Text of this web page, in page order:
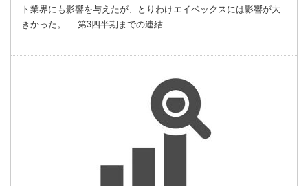
ト業界にも影響を与えたが、とりわけエイベックスには影響が大
きかった。 第3四半期までの連結…